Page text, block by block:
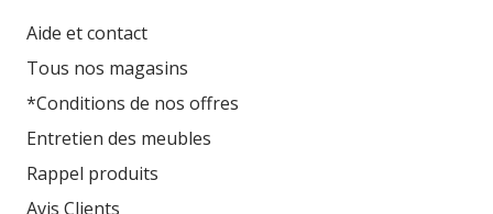
Aide et contact
Tous nos magasins
*Conditions de nos offres
Entretien des meubles
Rappel produits
Avis Clients